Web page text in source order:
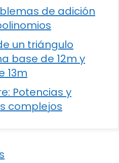
de adición
un triángulo
base de 12m y
13m
Potencias y
complejos